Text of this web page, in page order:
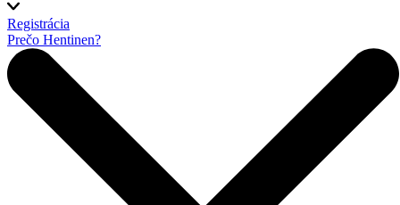
Registrácia
Prečo Hentinen?